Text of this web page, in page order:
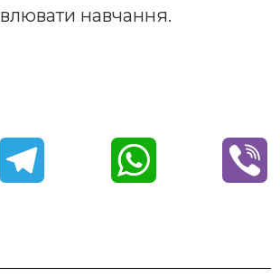
навчання.